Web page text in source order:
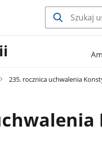
235. rocznica uchwalenia